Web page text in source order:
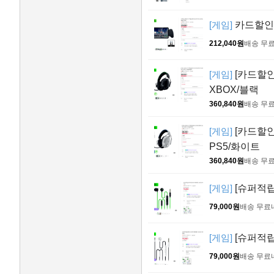
[게임] 카드할
212,040원배송 무
[게임] [카드할
XBOX/블랙
360,840원배송 무
[게임] [카드할
PS5/화이트
360,840원배송 무
[게임] [슈퍼적
79,000원배송 무료
[게임] [슈퍼적
79,000원배송 무료